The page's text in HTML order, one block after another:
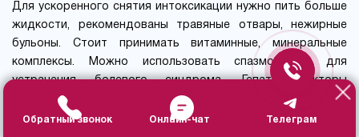
Для ускоренного снятия интоксикации нужно пить больше
жидкости, рекомендованы травяные отвары, нежирные
бульоны. Стоит принимать витаминные, минеральные
комплексы. Можно использовать спазмолитики для
устранения болевого синдрома. Гепатопротекторы
поддержат работу печени. Полезна умеренная физическая
активность, чтобы быстрее восстановиться.
Обратный звонок Онлайн-чат Телеграм